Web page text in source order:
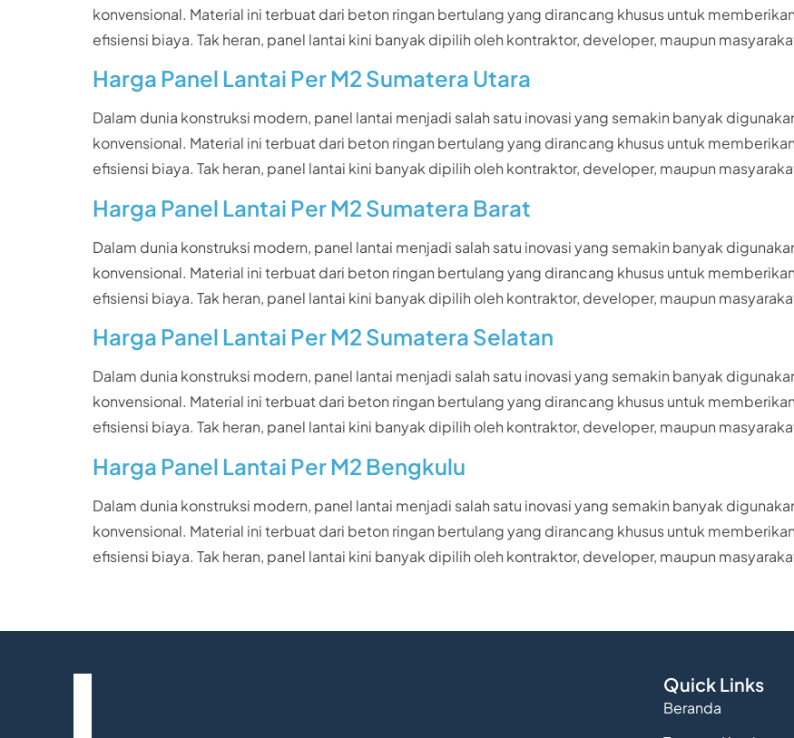
konvensional. Material ini terbuat dari beton ringan bertulang yang dirancang khusus untuk
efisiensi biaya. Tak heran, panel lantai kini banyak dipilih oleh kontraktor, developer, maupun
Harga Panel Lantai Per M2 Sumatera Utara
Dalam dunia konstruksi modern, panel lantai menjadi salah satu inovasi yang semakin banyak
konvensional. Material ini terbuat dari beton ringan bertulang yang dirancang khusus untuk
efisiensi biaya. Tak heran, panel lantai kini banyak dipilih oleh kontraktor, developer, maupun
Harga Panel Lantai Per M2 Sumatera Barat
Dalam dunia konstruksi modern, panel lantai menjadi salah satu inovasi yang semakin banyak
konvensional. Material ini terbuat dari beton ringan bertulang yang dirancang khusus untuk
efisiensi biaya. Tak heran, panel lantai kini banyak dipilih oleh kontraktor, developer, maupun
Harga Panel Lantai Per M2 Sumatera Selatan
Dalam dunia konstruksi modern, panel lantai menjadi salah satu inovasi yang semakin banyak
konvensional. Material ini terbuat dari beton ringan bertulang yang dirancang khusus untuk
efisiensi biaya. Tak heran, panel lantai kini banyak dipilih oleh kontraktor, developer, maupun
Harga Panel Lantai Per M2 Bengkulu
Dalam dunia konstruksi modern, panel lantai menjadi salah satu inovasi yang semakin banyak
konvensional. Material ini terbuat dari beton ringan bertulang yang dirancang khusus untuk
efisiensi biaya. Tak heran, panel lantai kini banyak dipilih oleh kontraktor, developer, maupun
Quick Links
Beranda